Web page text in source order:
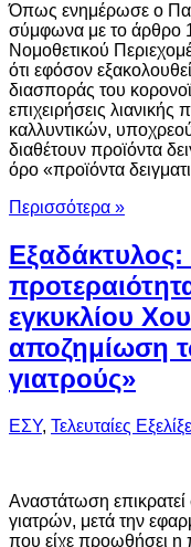
Όπως ενημέρωσε ο
σύμφωνα με το άρθρο
Νομοθετικού
ότι εφόσον
διασποράς του
επιχειρήσεις
καλλυντικών,
διαθέτουν προϊόντα
όρο «προϊόντα
Περισσότερα »
εγκυκλίου
αποζημίωση
γιατρούς»
ΕΣΥ, Τελευταίες
Αναστάτωση επικρατεί
γιατρών, μετά την
που είχε προωθήσει η